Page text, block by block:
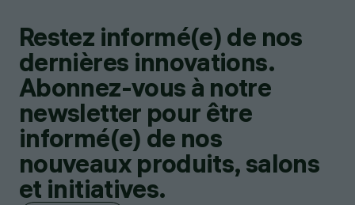
Restez informé(e) de nos
dernières innovations.
Abonnez-vous à notre
newsletter pour être
informé(e) de nos
nouveaux produits, salons
et initiatives.